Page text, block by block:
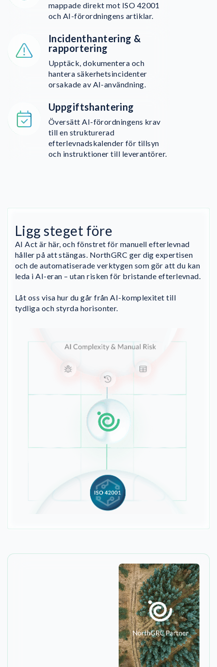
mappade direkt mot ISO 42001
och AI-förordningens artiklar.
Incidenthantering &
rapportering
Upptäck, dokumentera och
hantera säkerhetsincidenter
orsakade av AI-användning.
Uppgiftshantering
Översätt AI-förordningens krav
till en strukturerad
efterlevnadskalender för tillsyn
och instruktioner till leverantörer.
Ligg steget före
AI Act är här, och fönstret för manuell efterlevnad
håller på att stängas. NorthGRC ger dig expertisen
och de automatiserade verktygen som gör att du kan
leda i AI-eran – utan risken för bristande efterlevnad.
Låt oss visa hur du går från AI-komplexitet till
tydliga och styrda horisonter.